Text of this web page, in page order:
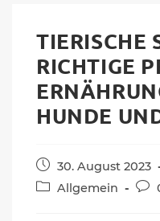
TIERISCHE
RICHTIGE
HUNDE
Beitrag
veröffentlicht:
30. August 2023
Beitrags-
Allgemein